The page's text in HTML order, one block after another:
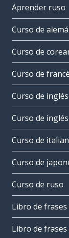
Aprender ruso
Curso de
Curso de
Curso de
Curso de inglés
Curso de
Curso de
Curso de
Curso de ruso
Libro de frases
Libro de